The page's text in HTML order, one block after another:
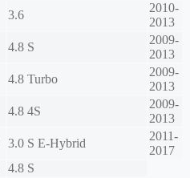
3.6
2010-
2013
4.8 S
2009-
2013
4.8 Turbo
2009-
2013
4.8 4S
2009-
2013
3.0 S E-Hybrid
2011-
2017
4.8 S